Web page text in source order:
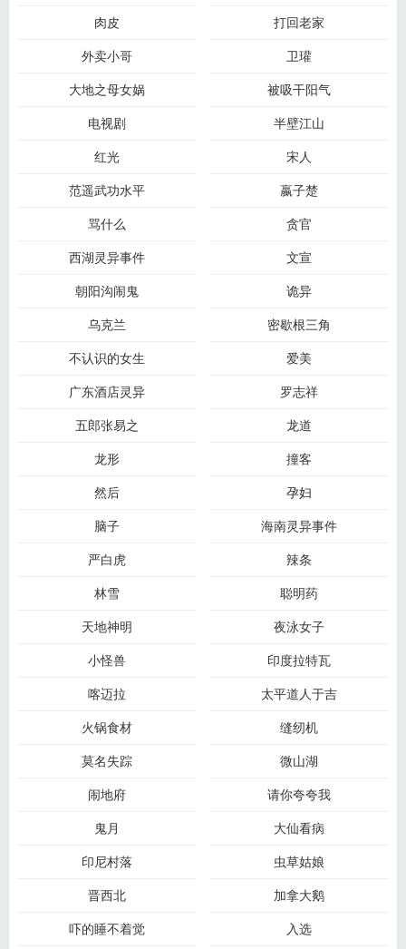
肉皮
打回老家
外卖小哥
卫瓘
大地之母女娲
被吸干阳气
电视剧
半壁江山
红光
宋人
范遥武功水平
嬴子楚
骂什么
贪官
西湖灵异事件
文宣
朝阳沟闹鬼
诡异
乌克兰
密歇根三角
不认识的女生
爱美
广东酒店灵异
罗志祥
五郎张易之
龙道
龙形
撞客
然后
孕妇
脑子
海南灵异事件
严白虎
辣条
林雪
聪明药
天地神明
夜泳女子
小怪兽
印度拉特瓦
喀迈拉
太平道人于吉
火锅食材
缝纫机
莫名失踪
微山湖
闹地府
请你夸夸我
鬼月
大仙看病
印尼村落
虫草姑娘
晋西北
加拿大鹅
吓的睡不着觉
入选